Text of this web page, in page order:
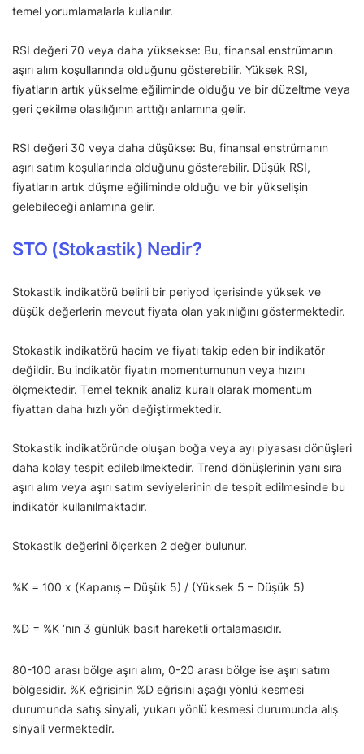
temel yorumlamalarla kullanılır.
RSI değeri 70 veya daha yüksekse: Bu, finansal enstrümanın
aşırı alım koşullarında olduğunu gösterebilir. Yüksek RSI,
fiyatların artık yükselme eğiliminde olduğu ve bir düzeltme veya
geri çekilme olasılığının arttığı anlamına gelir.
RSI değeri 30 veya daha düşükse: Bu, finansal enstrümanın
aşırı satım koşullarında olduğunu gösterebilir. Düşük RSI,
fiyatların artık düşme eğiliminde olduğu ve bir yükselişin
gelebileceği anlamına gelir.
STO (Stokastik) Nedir?
Stokastik indikatörü belirli bir periyod içerisinde yüksek ve
düşük değerlerin mevcut fiyata olan yakınlığını göstermektedir.
Stokastik indikatörü hacim ve fiyatı takip eden bir indikatör
değildir. Bu indikatör fiyatın momentumunun veya hızını
ölçmektedir. Temel teknik analiz kuralı olarak momentum
fiyattan daha hızlı yön değiştirmektedir.
Stokastik indikatöründe oluşan boğa veya ayı piyasası dönüşleri
daha kolay tespit edilebilmektedir. Trend dönüşlerinin yanı sıra
aşırı alım veya aşırı satım seviyelerinin de tespit edilmesinde bu
indikatör kullanılmaktadır.
Stokastik değerini ölçerken 2 değer bulunur.
%K = 100 x (Kapanış – Düşük 5) / (Yüksek 5 – Düşük 5)
%D = %K ‘nın 3 günlük basit hareketli ortalamasıdır.
80-100 arası bölge aşırı alım, 0-20 arası bölge ise aşırı satım
bölgesidir. %K eğrisinin %D eğrisini aşağı yönlü kesmesi
durumunda satış sinyali, yukarı yönlü kesmesi durumunda alış
sinyali vermektedir.